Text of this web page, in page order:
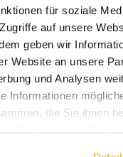
für soziale
auf unsere
geben wir
Website an unsere
und Analysen
Informationen
die Sie ihnen
Betriebs